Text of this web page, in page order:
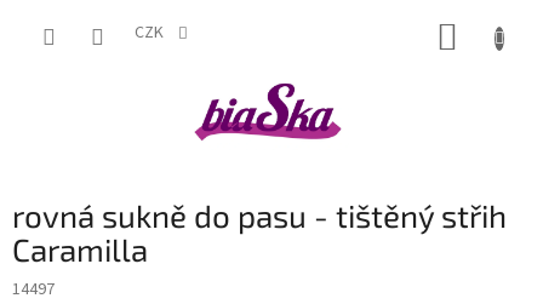
CZK
rovná sukně do pasu - tištěný střih
Caramilla
14497